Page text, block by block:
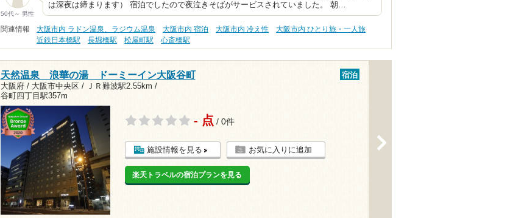
50代～ 男性
は深夜は締まります） 宿泊でしたので夜泣きそばがサービスされていました。 朝…
関連情報 大阪市内 ラドン温泉、ラジウム温泉 大阪市内 宿泊 大阪市内 冷え性
大阪市内 ひとり旅・一人旅
近鉄日本橋駅
長堀橋駅 松屋町駅 心斎橋駅
天然温泉 浪華の湯 ドーミーイン大阪谷町
大阪府 / 大阪市中央区 / ＪＲ難波駅2.55km /
谷町四丁目駅357m
宿泊
- 点 / 0件
施設情報を見る お気に入りに追加
楽天トラベルの宿泊プランを見る